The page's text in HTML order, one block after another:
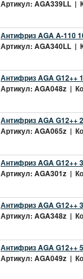
Артикул: AGA339LL |
Антифриз AGA A-110
Артикул: AGA340LL |
Антифриз AGA G12++
Артикул: AGA048z |
Антифриз AGA G12++
Артикул: AGA065z |
Антифриз AGA G12++
Артикул: AGA301z |
Антифриз AGA G12++
Артикул: AGA348z |
Антифриз AGA G12++
Артикул: AGA049z |